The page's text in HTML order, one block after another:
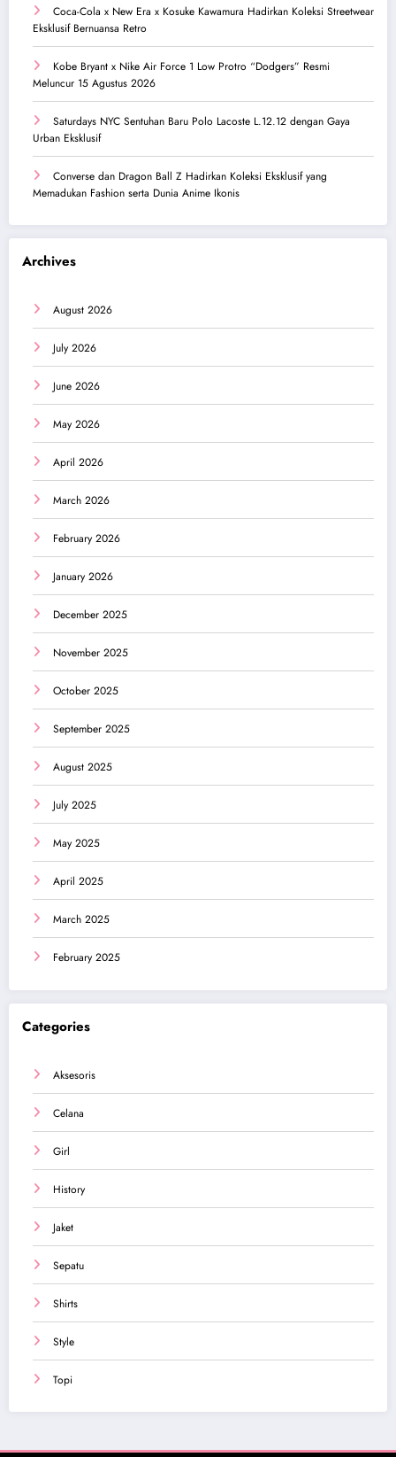
Coca-Cola x New Era x Kosuke Kawamura Hadirkan Koleksi Streetwear
Eksklusif Bernuansa Retro
Kobe Bryant x Nike Air Force 1 Low Protro “Dodgers” Resmi
Meluncur 15 Agustus 2026
Saturdays NYC Sentuhan Baru Polo Lacoste L.12.12 dengan Gaya
Urban Eksklusif
Converse dan Dragon Ball Z Hadirkan Koleksi Eksklusif yang
Memadukan Fashion serta Dunia Anime Ikonis
Archives
August 2026
July 2026
June 2026
May 2026
April 2026
March 2026
February 2026
January 2026
December 2025
November 2025
October 2025
September 2025
August 2025
July 2025
May 2025
April 2025
March 2025
February 2025
Categories
Aksesoris
Celana
Girl
History
Jaket
Sepatu
Shirts
Style
Topi